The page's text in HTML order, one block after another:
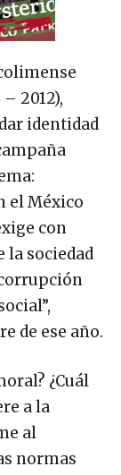
2012),
identidad
el México
con
la sociedad
de ese año.
¿Cuál
a la
al
normas